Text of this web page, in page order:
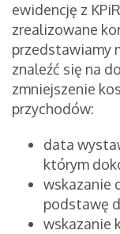
ewidencję z
zrealizowane
przedstawiamy
znaleźć się na
zmniejszenie
przychodów:
data
którym
wskazanie
podstawę
wskazanie